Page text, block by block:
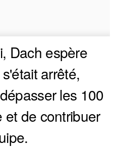
Dach espère
arrêté,
les 100
et de contribuer